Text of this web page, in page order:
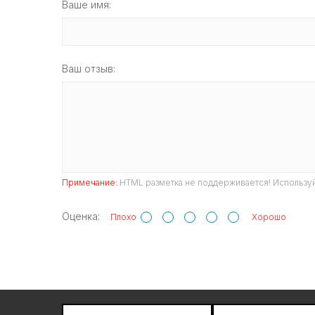
Ваше имя:
Ваш отзыв:
Примечание: HTML разметка не поддерживается!
Оценка: Плохо Хорошо